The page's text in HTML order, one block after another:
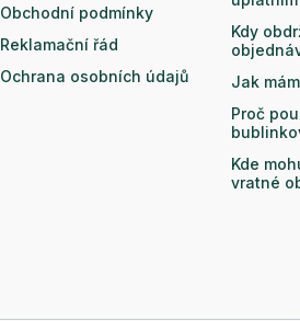
Obchodní podmínky
Reklamační řád
Ochrana osobních údajů
Kdy
Jak
Proč
Kde
vratné